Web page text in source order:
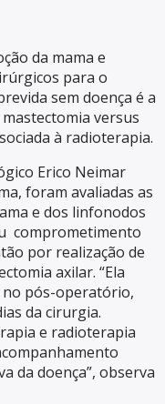
da mama e
para o
sem doença é a
versus
à radioterapia.
Erico Neimar
foram avaliadas as
e dos linfonodos
comprometimento
por realização de
axilar. “Ela
no pós-operatório,
da cirurgia.
e radioterapia
da doença”, observa